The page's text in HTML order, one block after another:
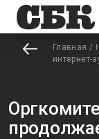
Главная /
интернет-